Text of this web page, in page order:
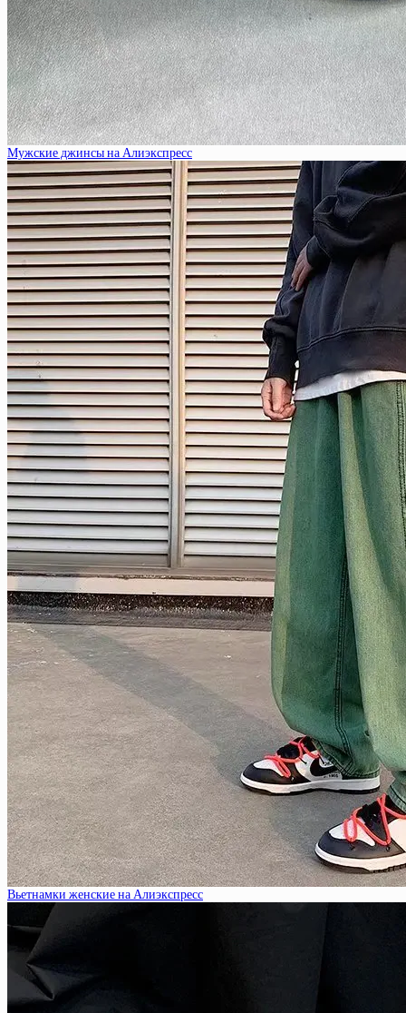
Мужские джинсы на Алиэкспресс
Вьетнамки женские на Алиэкспресс